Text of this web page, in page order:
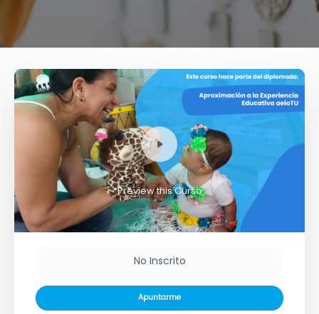
Preview this Curso
No Inscrito
Apuntarme